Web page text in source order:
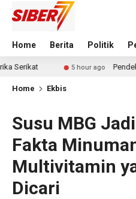
Home Berita Politik
5 hour ago Pendekar Bar & Resto
Home Ekbis
Susu MBG
Fakta
Multivitamin
Dicari